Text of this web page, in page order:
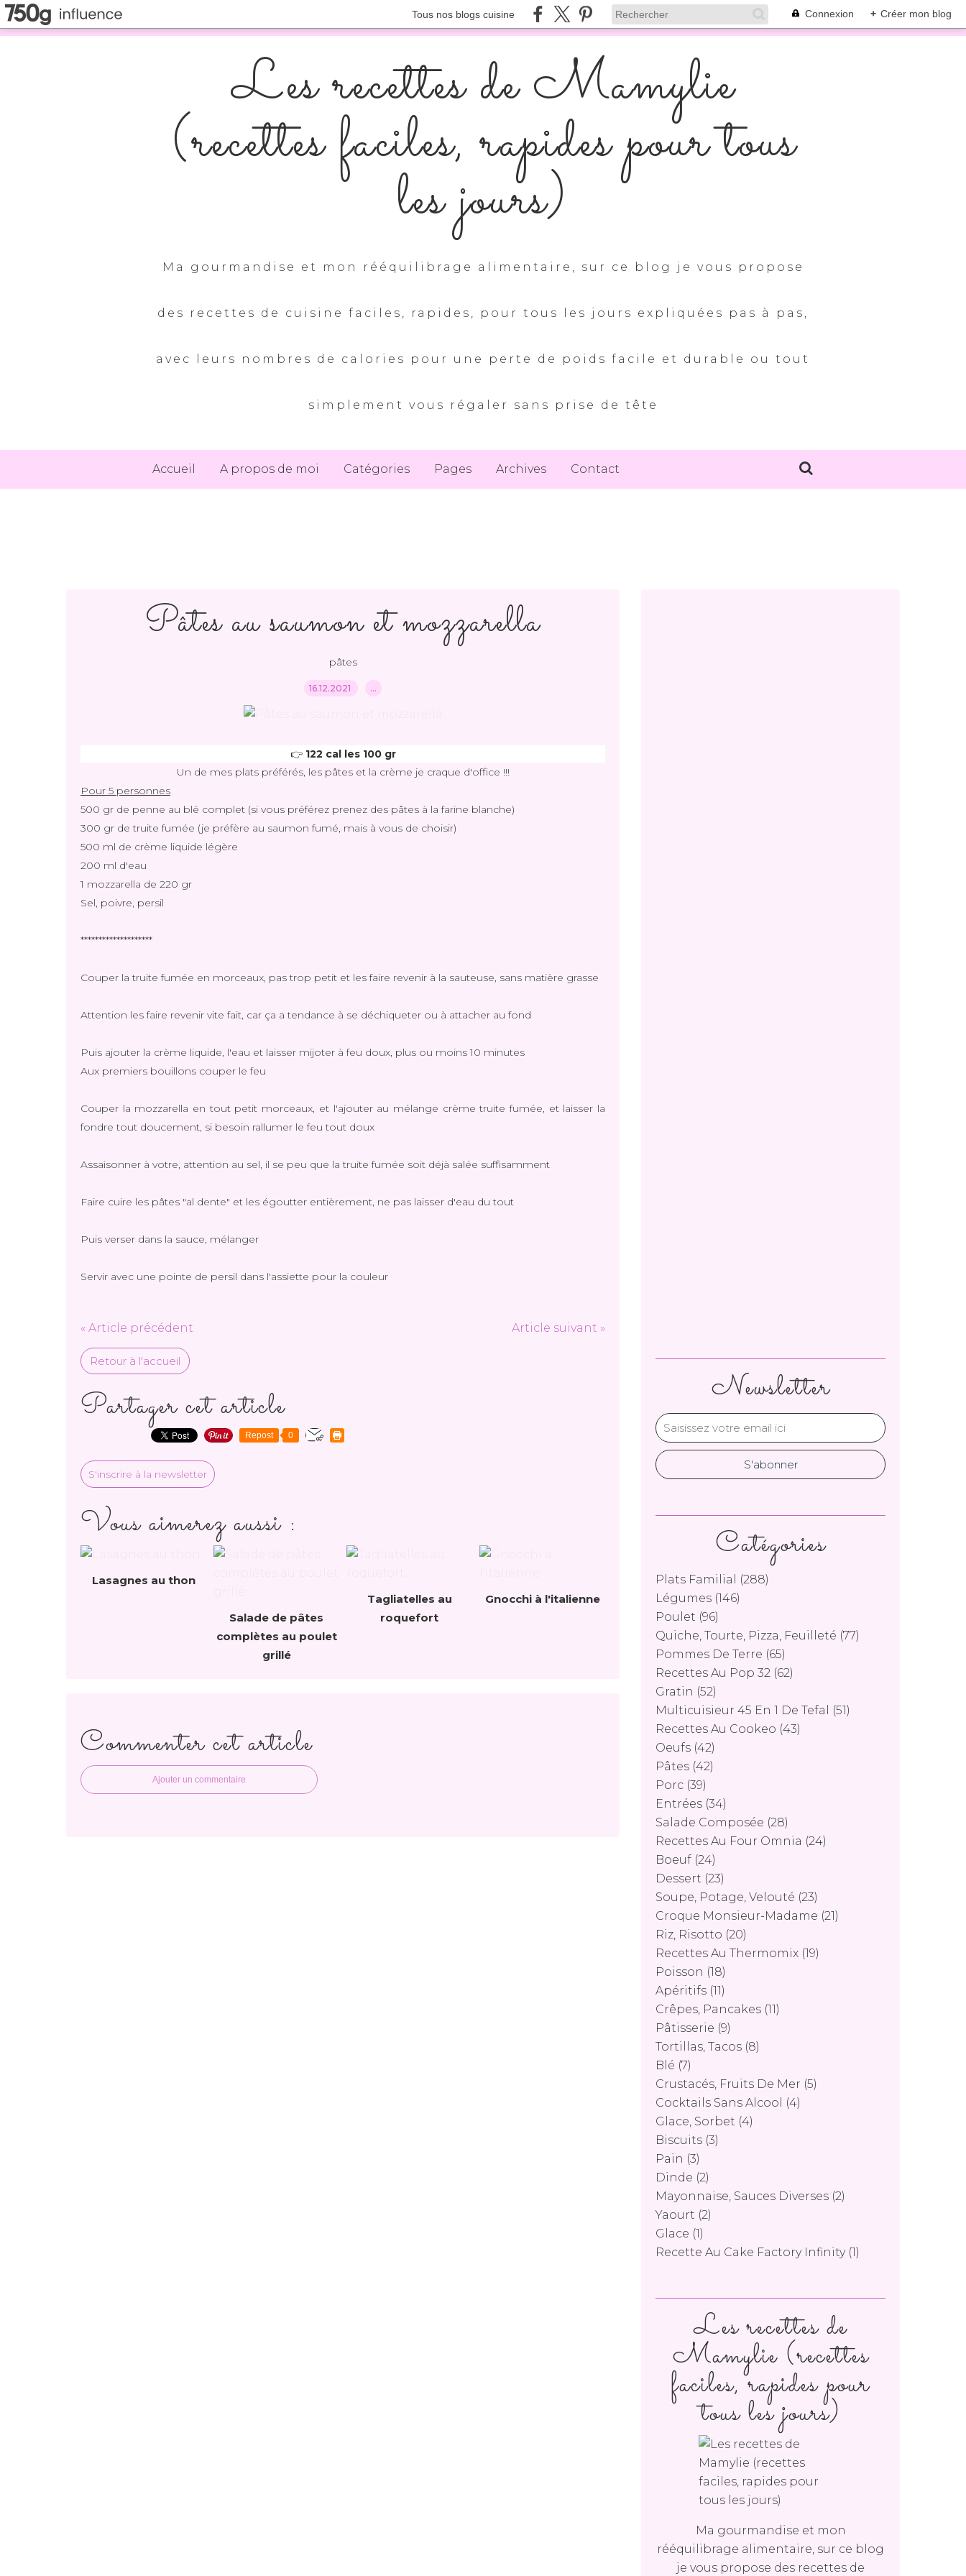
Tous nos blogs cuisine Connexion + Créer mon blog
Les recettes de Mamylie
(recettes faciles, rapides pour tous
les jours)
Ma gourmandise et mon rééquilibrage alimentaire, sur ce blog je vous propose
des recettes de cuisine faciles, rapides, pour tous les jours expliquées pas à pas,
avec leurs nombres de calories pour une perte de poids facile et durable ou tout
simplement vous régaler sans prise de tête
Accueil A propos de moi Catégories Pages Archives Contact
Pâtes au saumon et mozzarella
pâtes
16.12.2021 …
👉 122 cal les 100 gr
Un de mes plats préférés, les pâtes et la crème je craque d'office !!!
Pour 5 personnes
500 gr de penne au blé complet (si vous préférez prenez des pâtes à la farine blanche)
300 gr de truite fumée (je préfère au saumon fumé, mais à vous de choisir)
500 ml de crème liquide légère
200 ml d'eau
1 mozzarella de 220 gr
Sel, poivre, persil
********************
Couper la truite fumée en morceaux, pas trop petit et les faire revenir à la sauteuse, sans matière grasse
Attention les faire revenir vite fait, car ça a tendance à se déchiqueter ou à attacher au fond
Puis ajouter la crème liquide, l'eau et laisser mijoter à feu doux, plus ou moins 10 minutes
Aux premiers bouillons couper le feu
Couper la mozzarella en tout petit morceaux, et l'ajouter au mélange crème truite fumée, et laisser la
fondre tout doucement, si besoin rallumer le feu tout doux
Assaisonner à votre, attention au sel, il se peu que la truite fumée soit déjà salée suffisamment
Faire cuire les pâtes "al dente" et les égoutter entièrement, ne pas laisser d'eau du tout
Puis verser dans la sauce, mélanger
Servir avec une pointe de persil dans l'assiette pour la couleur
« Article précédent Article suivant »
Retour à l'accueil
Partager cet article
Repost 0
S'inscrire à la newsletter
Vous aimerez aussi :
Lasagnes au thon
Salade de pâtes
complètes au poulet
grillé
Tagliatelles au
roquefort
Gnocchi à l'italienne
Commenter cet article
Ajouter un commentaire
Newsletter
Catégories
Plats Familial
(288)
Légumes (146)
Poulet (96)
Quiche, Tourte, Pizza, Feuilleté (77)
Pommes De Terre (65)
Recettes Au Pop 32 (62)
Gratin (52)
Multicuisieur 45 En 1 De Tefal
(51)
Recettes Au Cookeo (43)
Oeufs (42)
Pâtes (42)
Porc (39)
Entrées (34)
Salade Composée (28)
Recettes Au Four Omnia (24)
Boeuf (24)
Dessert (23)
Soupe, Potage, Velouté (23)
Croque Monsieur-Madame (21)
Riz, Risotto (20)
Recettes Au Thermomix (19)
Poisson (18)
Apéritifs (11)
Crêpes, Pancakes (11)
Pâtisserie (9)
Tortillas, Tacos (8)
Blé (7)
Crustacés, Fruits De Mer (5)
Cocktails Sans Alcool
(4)
Glace, Sorbet (4)
Biscuits (3)
Pain (3)
Dinde (2)
Mayonnaise, Sauces Diverses (2)
Yaourt (2)
Glace (1)
Recette Au Cake Factory Infinity(1)
Les recettes de
Mamylie (recettes
faciles, rapides pour
tous les jours)
Ma gourmandise et mon
rééquilibrage alimentaire, sur ce blog
je vous propose des recettes de